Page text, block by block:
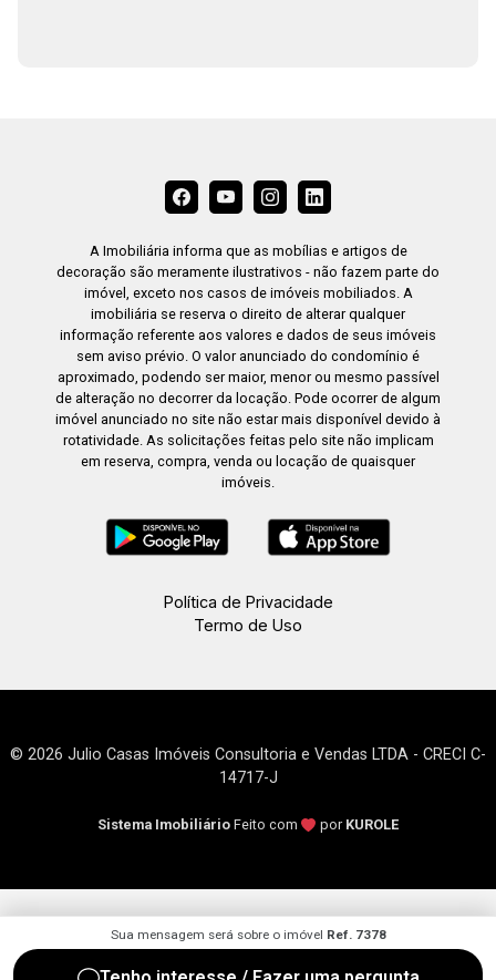
Sua mensagem será sobre o imóvel Ref. 7378
A Imobiliária informa que as mobílias e artigos de
decoração são meramente ilustrativos - não fazem parte do
imóvel, exceto nos casos de imóveis mobiliados. A
imobiliária se reserva o direito de alterar qualquer
informação referente aos valores e dados de seus imóveis
sem aviso prévio. O valor anunciado do condomínio é
aproximado, podendo ser maior, menor ou mesmo passível
de alteração no decorrer da locação. Pode ocorrer de algum
imóvel anunciado no site não estar mais disponível devido à
rotatividade. As solicitações feitas pelo site não implicam
em reserva, compra, venda ou locação de quaisquer
imóveis.
Política de Privacidade
Termo de Uso
© 2026 Julio Casas Imóveis Consultoria e Vendas LTDA - CRECI C-
14717-J
Sistema Imobiliário Feito com por KUROLE